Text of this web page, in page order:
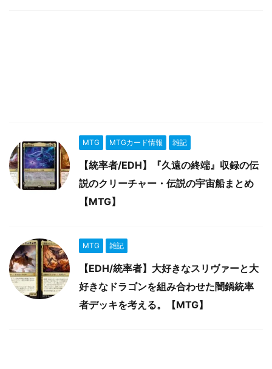
MTG MTGカード情報 雑記
【統率者/EDH】『久遠の終端』収録の伝
説のクリーチャー・伝説の宇宙船まとめ
【MTG】
MTG 雑記
【EDH/統率者】大好きなスリヴァーと大
好きなドラゴンを組み合わせた闇鍋統率
者デッキを考える。【MTG】